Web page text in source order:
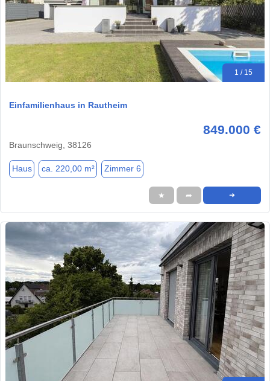
1 / 15
Einfamilienhaus in Rautheim
849.000 €
Braunschweig, 38126
Haus ca. 220,00 m² Zimmer 6
★ ➦ ➜